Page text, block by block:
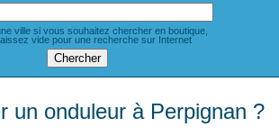
ville si vous souhaitez chercher en boutique,
vide pour une recherche sur Internet
un onduleur à Perpignan ?